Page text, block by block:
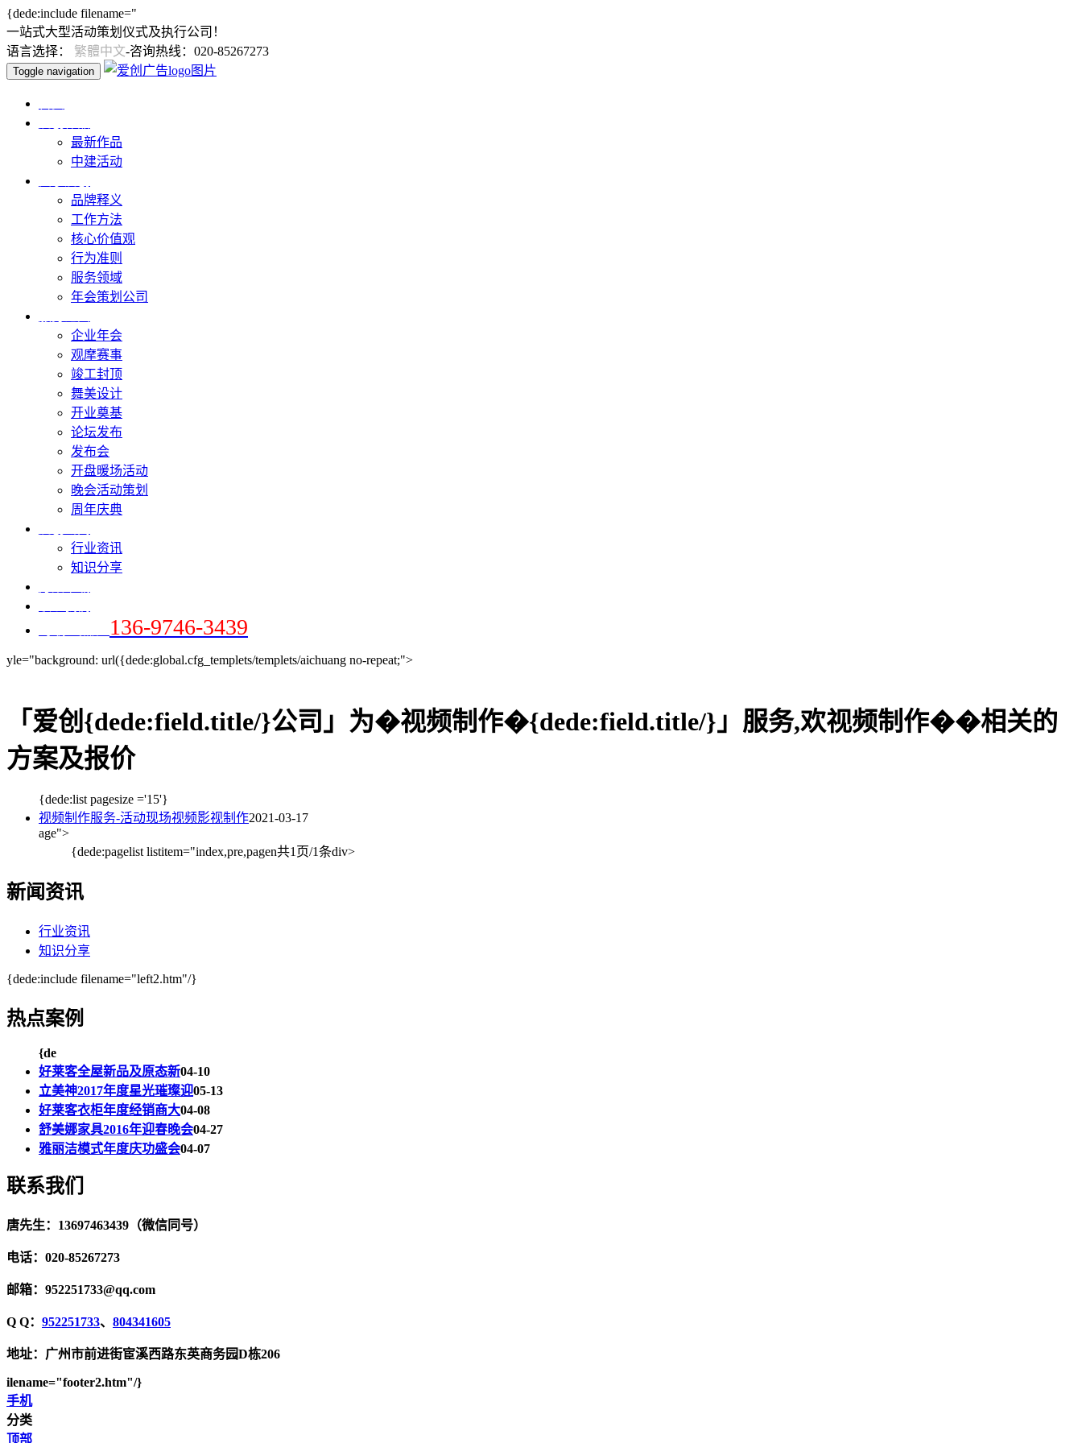
{dede:include filename="
一站式大型活动策划仪式及执行公司！
语言选择： 繁體中文-咨询热线：020-85267273
Toggle navigation
最新作品
中建活动
品牌释义
工作方法
核心价值观
行为准则
服务领域
年会策划公司
企业年会
观摩赛事
竣工封顶
舞美设计
开业奠基
论坛发布
发布会
开盘暖场活动
晚会活动策划
周年庆典
行业资讯
知识分享
136-9746-3439
yle="background: url({dede:global.cfg_templets/templets/aichuang no-repeat;">
「爱创{dede:field.title/}公司」为�视频制作�{dede:field.title/}」服务,欢视频制作��相关的
方案及报价
{dede:list pagesize ='15'}
视频制作服务-活动现场视频影视制作2021-03-17
age">
{dede:pagelist listitem="index,pre,pagen共1页/1条div>
新闻资讯
行业资讯
知识分享
{dede:include filename="left2.htm"/}
热点案例
{de
好莱客全屋新品及原态新04-10
立美神2017年度星光璀璨迎05-13
好莱客衣柜年度经销商大04-08
舒美娜家具2016年迎春晚会04-27
雅丽洁模式年度庆功盛会04-07
联系我们
唐先生：13697463439（微信同号）
电话：020-85267273
邮箱：952251733@qq.com
Q Q： 952251733、 804341605
地址：广州市前进街宦溪西路东英商务园D栋206
ilename="footer2.htm"/}
手机
分类
顶部